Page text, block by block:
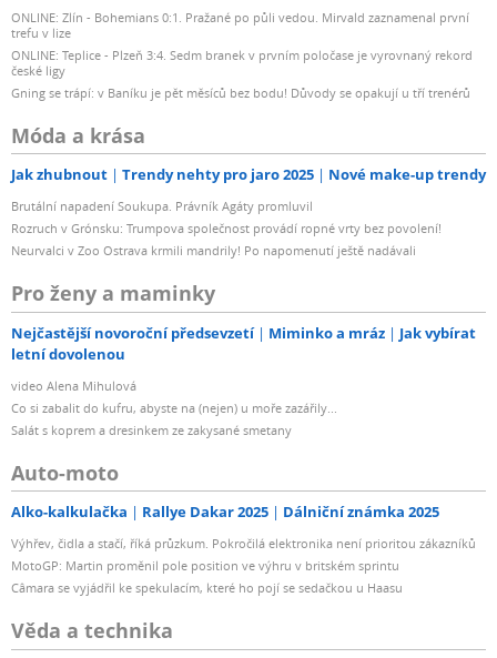
ONLINE: Zlín - Bohemians 0:1. Pražané po půli vedou. Mirvald zaznamenal první
trefu v lize
ONLINE: Teplice - Plzeň 3:4. Sedm branek v prvním poločase je vyrovnaný rekord
české ligy
Gning se trápí: v Baníku je pět měsíců bez bodu! Důvody se opakují u tří trenérů
Móda a krása
Jak zhubnout Trendy nehty pro jaro 2025 Nové make-up trendy
Brutální napadení Soukupa. Právník Agáty promluvil
Rozruch v Grónsku: Trumpova společnost provádí ropné vrty bez povolení!
Neurvalci v Zoo Ostrava krmili mandrily! Po napomenutí ještě nadávali
Pro ženy a maminky
Nejčastější novoroční předsevzetí Miminko a mráz
Jak vybírat
letní dovolenou
video Alena Mihulová
Co si zabalit do kufru, abyste na (nejen) u moře zazářily...
Salát s koprem a dresinkem ze zakysané smetany
Auto-moto
Alko-kalkulačka Rallye Dakar 2025 Dálniční známka 2025
Výhřev, čidla a stačí, říká průzkum. Pokročilá elektronika není prioritou zákazníků
MotoGP: Martin proměnil pole position ve výhru v britském sprintu
Câmara se vyjádřil ke spekulacím, které ho pojí se sedačkou u Haasu
Věda a technika